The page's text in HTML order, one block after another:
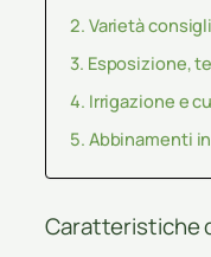
Varietà
Esposizione,
Irrigazione e
Abbinamenti
Caratteristiche